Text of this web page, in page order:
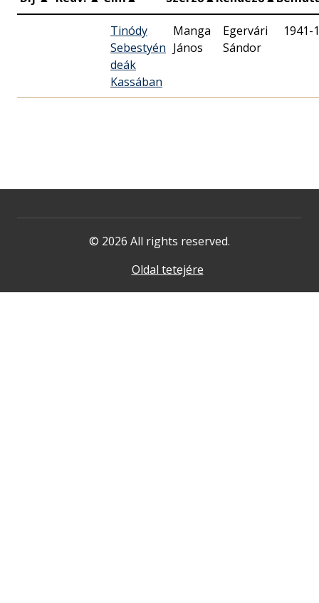
Tinódy
Sebestyén
deák
Kassában
Manga
János
Egervári
Sándor
1941-
© 2026 All rights reserved.
Oldal tetejére